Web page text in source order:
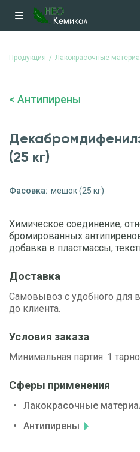
Продукция Лакокрасочные
Антипирены
(25 кг)
Фасовка: мешок (25 кг)
Химическое соединение,
бромированных
добавка в пластмассы,
Доставка
Самовывоз с удобного для
до клиента.
Условия заказа
Минимальная партия: 1
Сферы применения
Лакокрасочные
Антипирены